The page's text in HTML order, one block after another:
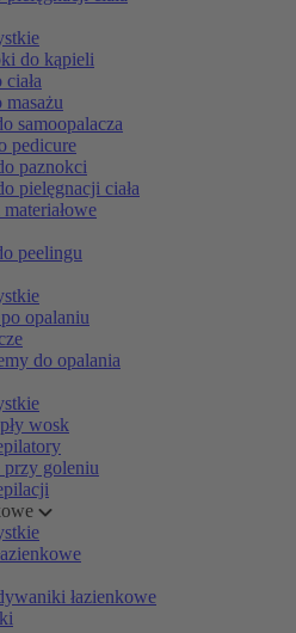
do kąpieli
samoopalacza
pedicure
paznokci
pielęgnacji ciała
peelingu
opalaniu
do opalania
wosk
przy goleniu
łazienkowe